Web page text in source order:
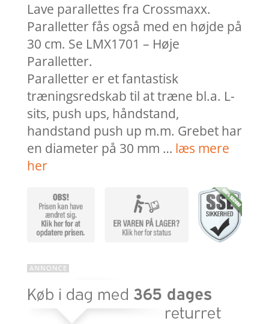
Lave parallettes fra Crossmaxx.
Paralletter fås også med en højde på
30 cm. Se LMX1701 – Høje
Paralletter.
Paralletter er et fantastisk
træningsredskab til at træne bl.a. L-
sits, push ups, håndstand,
handstand push up m.m. Grebet har
en diameter på 30 mm … læs mere
her